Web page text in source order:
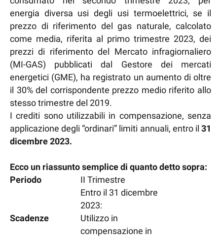
energia diversa usi degli usi termoelettrici, se il
prezzo di riferimento del gas naturale, calcolato
come media, riferita al primo trimestre 2023, dei
prezzi di riferimento del Mercato infragiornaliero
(MI-GAS) pubblicati dal Gestore dei mercati
energetici (GME), ha registrato un aumento di oltre
il 30% del corrispondente prezzo medio riferito allo
stesso trimestre del 2019.
I crediti sono utilizzabili in compensazione, senza
applicazione degli “ordinari” limiti annuali, entro il 31
dicembre 2023.
Ecco un riassunto semplice di quanto detto sopra:
Periodo
II Trimestre
Scadenze
Entro il 31 dicembre
2023:
Utilizzo in
compensazione in